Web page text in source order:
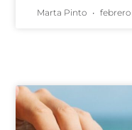
Marta Pinto febrero